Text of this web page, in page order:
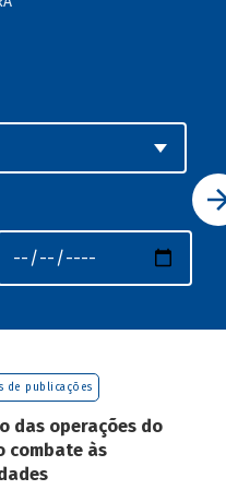
de publicações
das operações do
combate às